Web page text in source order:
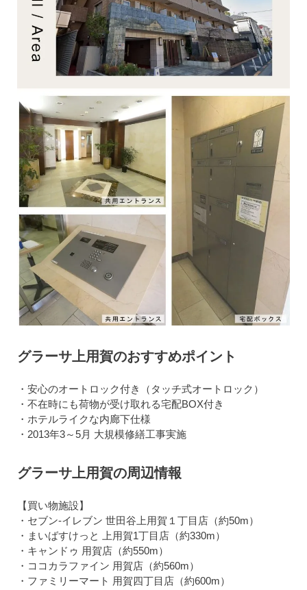
グラーサ上用賀のおすすめポイント
・安心のオートロック付き（タッチ式オートロック）
・不在時にも荷物が受け取れる宅配BOX付き
・ホテルライクな内廊下仕様
・2013年3～5月 大規模修繕工事実施
グラーサ上用賀の周辺情報
【買い物施設】
・セブン-イレブン 世田谷上用賀１丁目店（約50m）
・まいばすけっと 上用賀1丁目店（約330m）
・キャンドゥ 用賀店（約550m）
・ココカラファイン 用賀店（約560m）
・ファミリーマート 用賀四丁目店（約600m）